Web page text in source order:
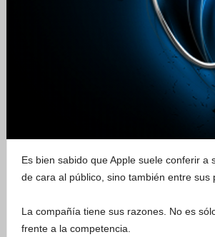
Es bien sabido que Apple suele conferir
de cara al público, sino también entre sus
La compañía tiene sus razones. No es
frente a la competencia.